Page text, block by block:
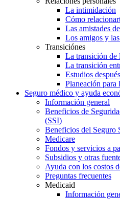
La intimidación
Cómo
Las amistades
Los amigos y
Transiciónes
La transición de
La transición
Estudios
Planeación para
Seguro médico y ayuda
Información general
Beneficios de
(SSI)
Beneficios del Seguro
Medicare
Fondos y servicios a
Subsidios y otras
Ayuda con los costos
Preguntas frecuentes
Medicaid
Información